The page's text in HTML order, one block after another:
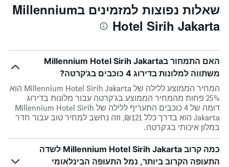
שאלות נפוצות למזמינים בMillennium
Hotel Sirih Jakarta
האם התמחור בMillennium Hotel Sirih Jakarta
משתווה למלונות בדירוג 4 כוכבים בג'קרטה?
המחיר הממוצע ללילה של Millennium Hotel Sirih Jakarta הוא
25% פחות מהמחיר הממוצע בג'קרטה עבור מלונות בדירוג
דומה של 4 כוכבים התעריף ללילה של Millennium Hotel Sirih
Jakarta הוא בדרך כלל ₪121, וזה נחשב למחיר טוב עבור חדר
במלון איכותי בג'קרטה.
כמה קרוב Millennium Hotel Sirih Jakarta לשדה
התעופה הקרוב ביותר, נמל התעופה הבינלאומי